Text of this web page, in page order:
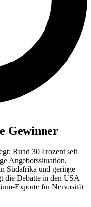
Gewinner
Rund 30 Prozent seit
Angebotssituation,
Südafrika und geringe
die Debatte in den USA
Exporte für Nervosität